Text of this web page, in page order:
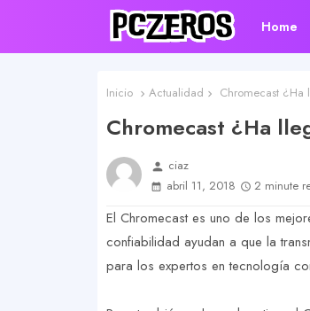
Home
Inicio Actualidad Chromecast ¿Ha
Chromecast ¿Ha
person ciaz
abril 11, 2018
2 minute
El Chromecast es uno de los
confiabilidad ayudan a que la
para los expertos en tecnología